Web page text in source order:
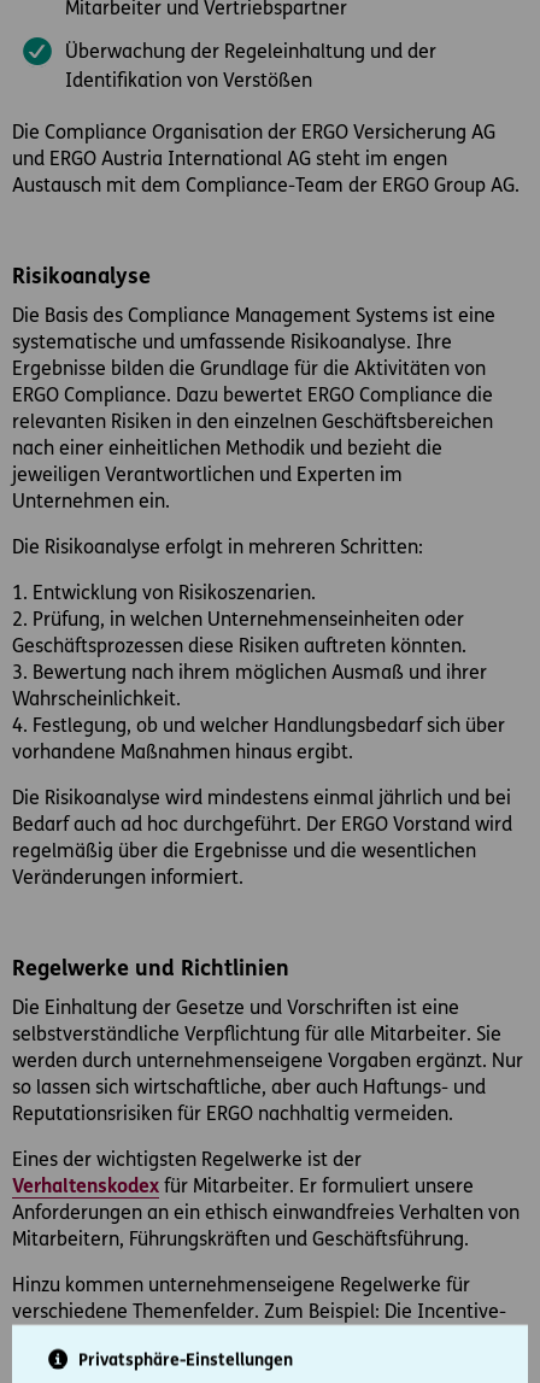
Privatsphäre-Einstellungen
Mitarbeiter und Vertriebspartner
Überwachung der Regeleinhaltung und der
Identifikation von Verstößen
Die Compliance Organisation der ERGO Versicherung AG
und ERGO Austria International AG steht im engen
Austausch mit dem Compliance-Team der ERGO Group AG.
Risikoanalyse
Die Basis des Compliance Management Systems ist eine
systematische und umfassende Risikoanalyse. Ihre
Ergebnisse bilden die Grundlage für die Aktivitäten von
ERGO Compliance. Dazu bewertet ERGO Compliance die
relevanten Risiken in den einzelnen Geschäftsbereichen
nach einer einheitlichen Methodik und bezieht die
jeweiligen Verantwortlichen und Experten im
Unternehmen ein.
Die Risikoanalyse erfolgt in mehreren Schritten:
1. Entwicklung von Risikoszenarien.
2. Prüfung, in welchen Unternehmenseinheiten oder
Geschäftsprozessen diese Risiken auftreten könnten.
3. Bewertung nach ihrem möglichen Ausmaß und ihrer
Wahrscheinlichkeit.
4. Festlegung, ob und welcher Handlungsbedarf sich über
vorhandene Maßnahmen hinaus ergibt.
Die Risikoanalyse wird mindestens einmal jährlich und bei
Bedarf auch ad hoc durchgeführt. Der ERGO Vorstand wird
regelmäßig über die Ergebnisse und die wesentlichen
Veränderungen informiert.
Regelwerke und Richtlinien
Die Einhaltung der Gesetze und Vorschriften ist eine
selbstverständliche Verpflichtung für alle Mitarbeiter. Sie
werden durch unternehmenseigene Vorgaben ergänzt. Nur
so lassen sich wirtschaftliche, aber auch Haftungs- und
Reputationsrisiken für ERGO nachhaltig vermeiden.
Eines der wichtigsten Regelwerke ist der
Verhaltenskodex für Mitarbeiter. Er formuliert unsere
Anforderungen an ein ethisch einwandfreies Verhalten von
Mitarbeitern, Führungskräften und Geschäftsführung.
Hinzu kommen unternehmenseigene Regelwerke für
verschiedene Themenfelder. Zum Beispiel: Die Incentive-
Beschaffung und Durchführung von Incentive-